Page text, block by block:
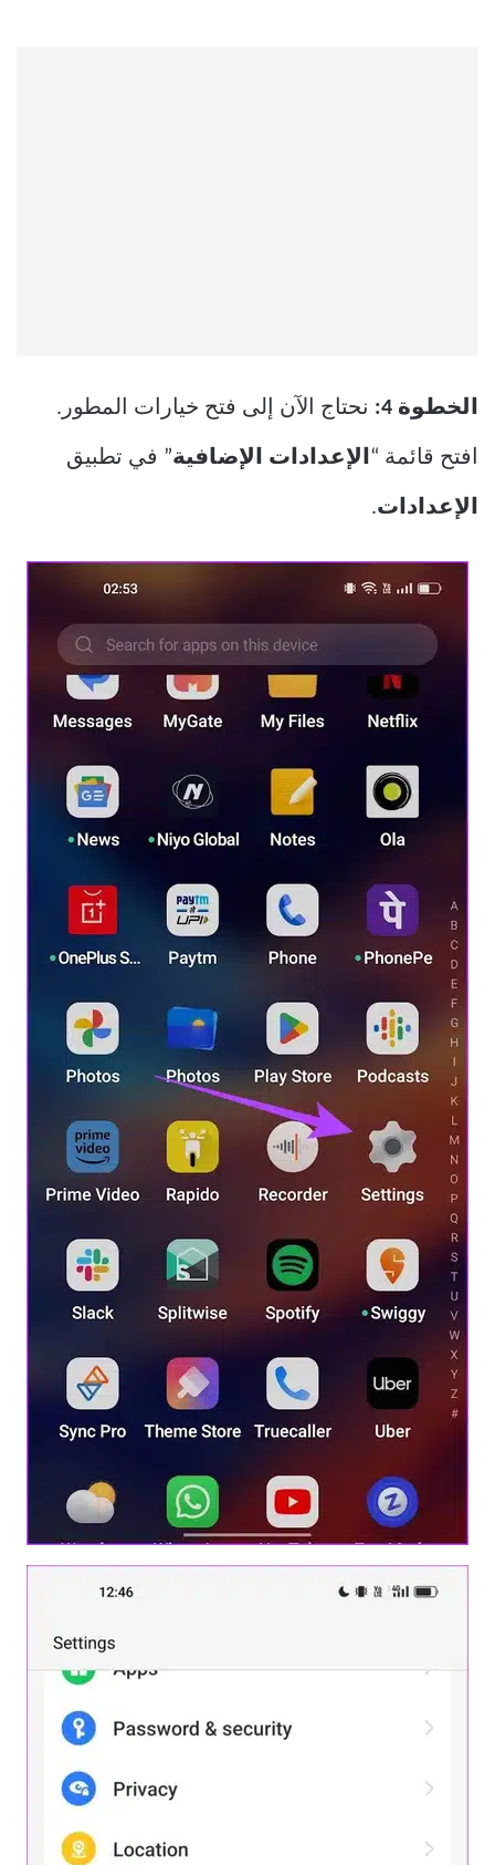
الخطوة 4: نحتاج الآن إلى فتح خيارات المطور.
افتح قائمة “الإعدادات الإضافية” في تطبيق
الإعدادات.